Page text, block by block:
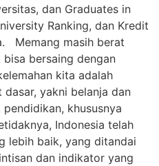
dan Graduates in
Ranking, dan Kredit
Memang masih berat
bersaing dengan
kita adalah
yakni belanja dan
khususnya
Indonesia telah
lebih baik, yang ditandai
dan indikator yang